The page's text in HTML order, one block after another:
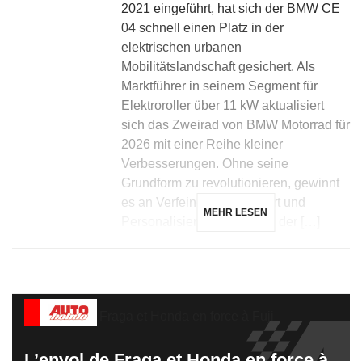
2021 eingeführt, hat sich der BMW CE
04 schnell einen Platz in der
elektrischen urbanen
Mobilitätslandschaft gesichert. Als
Marktführer in seinem Segment für
Elektroroller über 11 kW aktualisiert
sich das Zweirad von BMW Motorrad für
2026 mit einer Reihe kleiner
Verbesserungen. Ohne seine
Grundform zu revolutionieren, gewinnt
es an Verfeinerung, Komfort und
MEHR LESEN